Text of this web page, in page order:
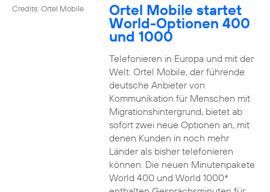
Credits: Ortel Mobile Ortel Mobile startet
World-Optionen 400
und 1000
Telefonieren in Europa und mit der
Welt: Ortel Mobile, der führende
deutsche Anbieter von
Kommunikation für Menschen mit
Migrationshintergrund, bietet ab
sofort zwei neue Optionen an, mit
denen Kunden in noch mehr
Länder als bisher telefonieren
können. Die neuen Minutenpakete
World 400 und World 1000*